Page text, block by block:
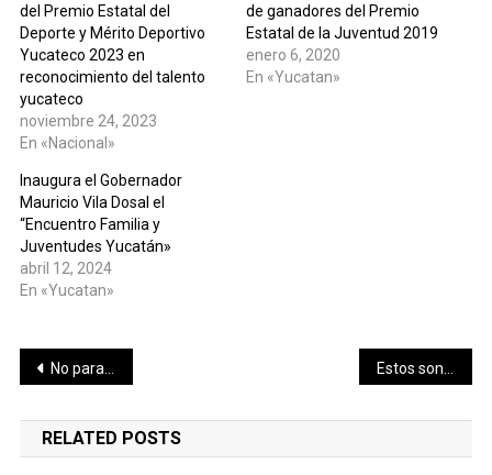
del Premio Estatal del
Deporte y Mérito Deportivo
Yucateco 2023 en
reconocimiento del talento
yucateco
noviembre 24, 2023
En «Nacional»
de ganadores del Premio
Estatal de la Juventud 2019
enero 6, 2020
En «Yucatan»
Inaugura el Gobernador
Mauricio Vila Dosal el
“Encuentro Familia y
Juventudes Yucatán»
abril 12, 2024
En «Yucatan»
Navegación
de
entradas
No pararemos hasta que se conozca la verdad y se haga justicia, reitera el Gobernador Mauricio Vila Dosal a madre de joven veracruzano fallecido en Mérida
RELATED POSTS